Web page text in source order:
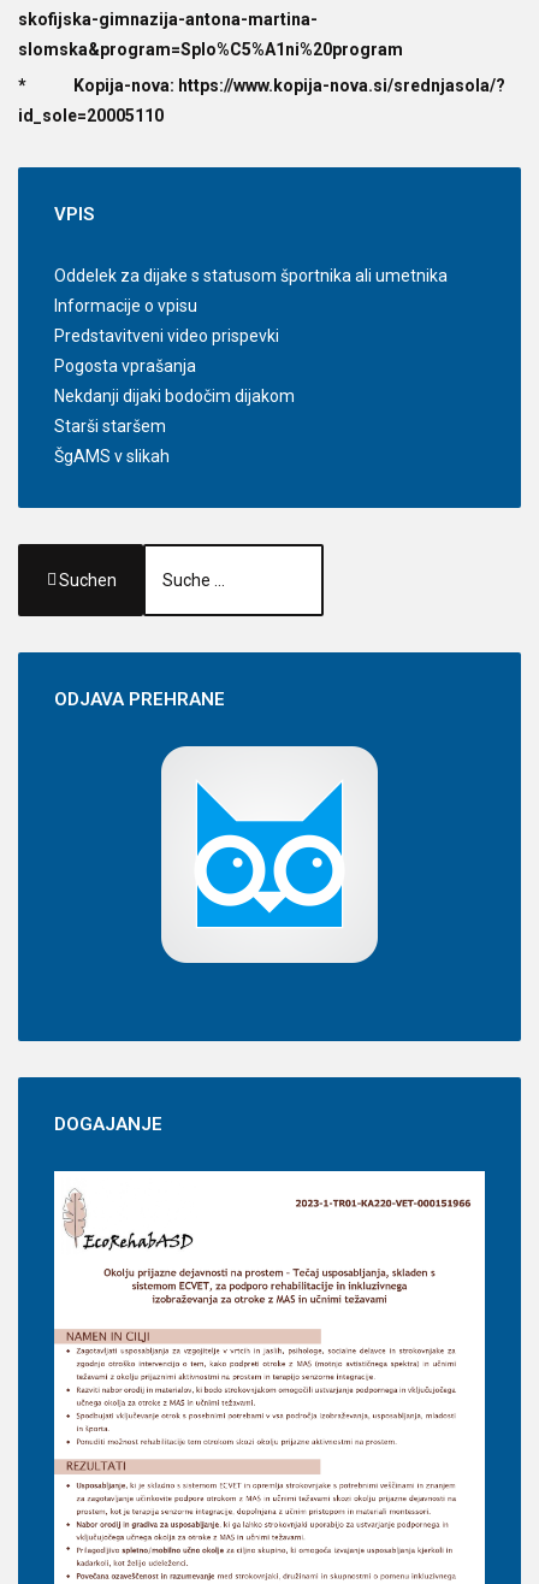
skofijska-gimnazija-antona-martina-
slomska&program=Splo%C5%A1ni%20program
* Kopija-nova: https://www.kopija-nova.si/srednjasola/?
id_sole=20005110
VPIS
Oddelek za dijake s statusom športnika ali umetnika
Informacije o vpisu
Predstavitveni video prispevki
Pogosta vprašanja
Nekdanji dijaki bodočim dijakom
Starši staršem
ŠgAMS v slikah
Suchen
ODJAVAPREHRANE
DOGAJANJE